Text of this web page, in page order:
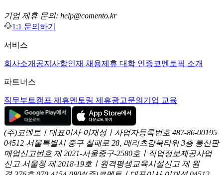
기업 제휴 문의: help@comento.kr
1:1 문의하기
서비스
회사소개 공지사항인재 채용제휴 대학 인증코멘토픽 소개
파트너스
직무부트캠프 제휴멘토링 제휴광고문의 기업 교육
(주)코멘토ㅣ대표이사 이재성ㅣ사업자등록번호 487-86-00195
04512 서울특별시 중구 칠패로 28, 메리츠강북타워 3층 통신판
매업신고번호 제 2021-서울중구-2580호ㅣ직업정보제공사업
신고 서울청 제 2018-19호ㅣ원격평생교육시설신고 제 원